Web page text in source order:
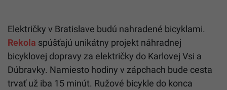
Električky v Bratislave budú nahradené bicyklami.
Rekola spúšťajú unikátny projekt náhradnej
bicyklovej dopravy za električky do Karlovej Vsi a
Dúbravky. Namiesto hodiny v zápchach bude cesta
trvať už iba 15 minút. Ružové bicykle do konca